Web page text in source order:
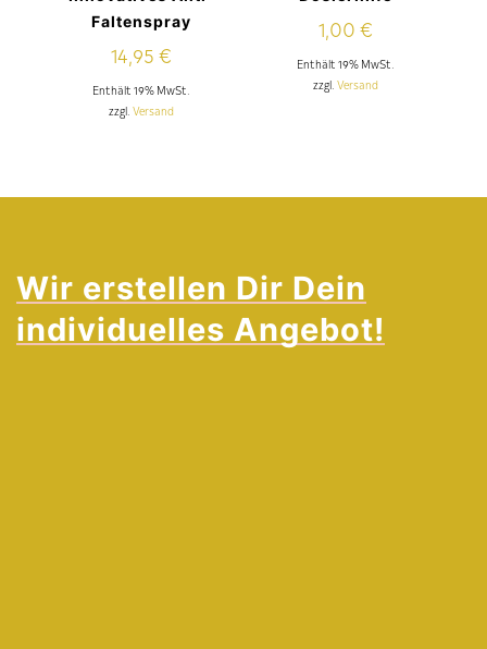
Faltenspray
14,95€
Enthält 19% MwSt.
zzgl.Versand
1,00 €
Enthält 19% MwSt.
zzgl. Versand
Wir erstellen Dir Dein
individuelles Angebot!